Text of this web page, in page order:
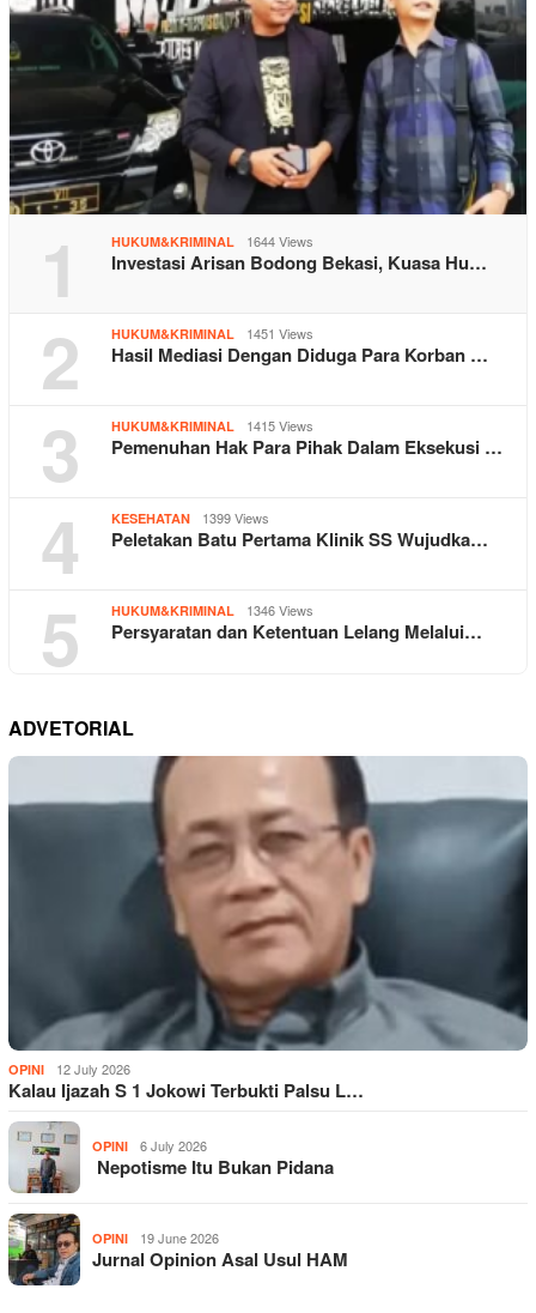
1 HUKUM&KRIMINAL 1644 Views
Investasi Arisan Bodong Bekasi, Kuasa Hu…
2 HUKUM&KRIMINAL 1451 Views
Hasil Mediasi Dengan Diduga Para Korban …
3 HUKUM&KRIMINAL 1415 Views
Pemenuhan Hak Para Pihak Dalam Eksekusi …
4 KESEHATAN 1399 Views
Peletakan Batu Pertama Klinik SS Wujudka…
5 HUKUM&KRIMINAL 1346 Views
Persyaratan dan Ketentuan Lelang Melalui…
ADVETORIAL
OPINI 12 July 2026
Kalau Ijazah S 1 Jokowi Terbukti Palsu L…
OPINI 6 July 2026
Nepotisme Itu Bukan Pidana
OPINI 19 June 2026
Jurnal Opinion Asal Usul HAM